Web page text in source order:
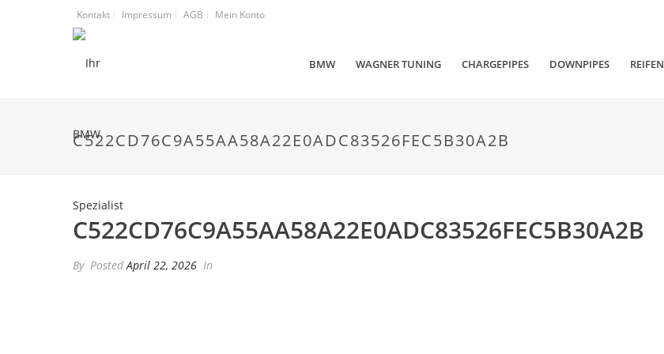
Kontakt Impressum AGB Mein Konto
BMW WAGNER TUNING CHARGEPIPES DOWNPIPES REIFEN
C522CD76C9A55AA58A22E0ADC83526FEC5B30A2B
C522CD76C9A55AA58A22E0ADC83526FEC5B30A2B
By PostedApril 22, 2026 In